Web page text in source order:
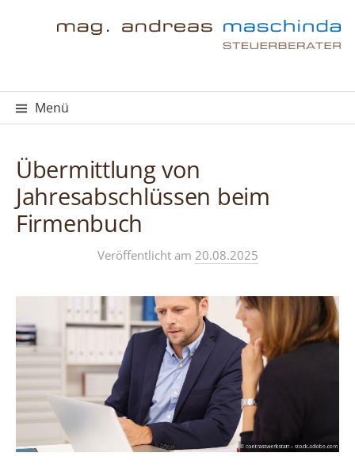
Menü
Übermittlung von
Jahresabschlüssen beim
Firmenbuch
Veröffentlicht am 20.08.2025